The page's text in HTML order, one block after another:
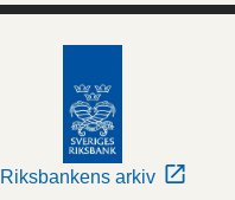
Riksbankens arkiv